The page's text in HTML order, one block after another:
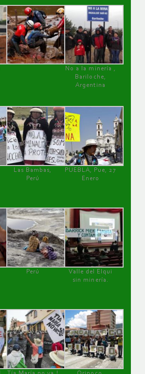
No a la minería ,
Bariloche,
Argentina
Las Bambas,
Perú
PUEBLA, Pue, 27
Enero
Perú
Valle del Elqui
sin minería.